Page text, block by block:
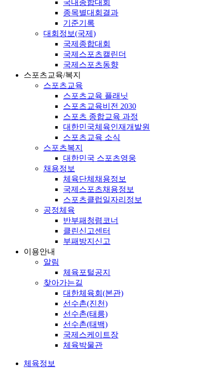
국내종합대회
종목별대회결과
기준기록
대회정보(국제)
국제종합대회
국제스포츠캘린더
국제스포츠동향
스포츠교육/복지
스포츠교육
스포츠교육 플래닛
스포츠교육비전 2030
스포츠 종합교육 과정
대한민국체육인재개발원
스포츠교육 소식
스포츠복지
대한민국 스포츠영웅
채용정보
체육단체채용정보
국제스포츠채용정보
스포츠클럽일자리정보
공정체육
반부패청렴코너
클린신고센터
부패방지신고
이용안내
알림
체육포털공지
찾아가는길
대한체육회(본관)
선수촌(진천)
선수촌(태릉)
선수촌(태백)
국제스케이트장
체육박물관
체육정보